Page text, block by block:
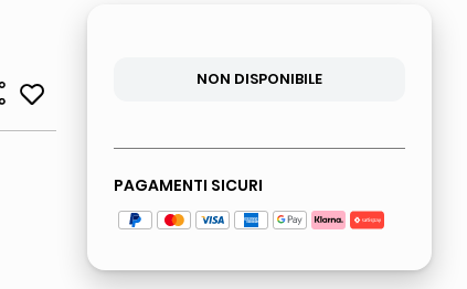
NON DISPONIBILE
PAGAMENTI SICURI